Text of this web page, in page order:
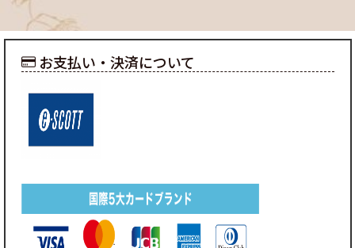
お支払い・決済について